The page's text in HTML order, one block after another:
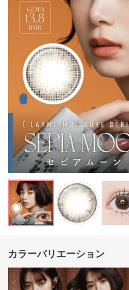
カラーバリエーション